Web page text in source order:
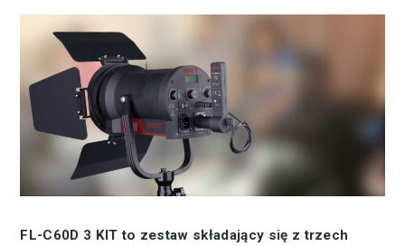
FL-C60D 3 KIT to zestaw składający się z trzech